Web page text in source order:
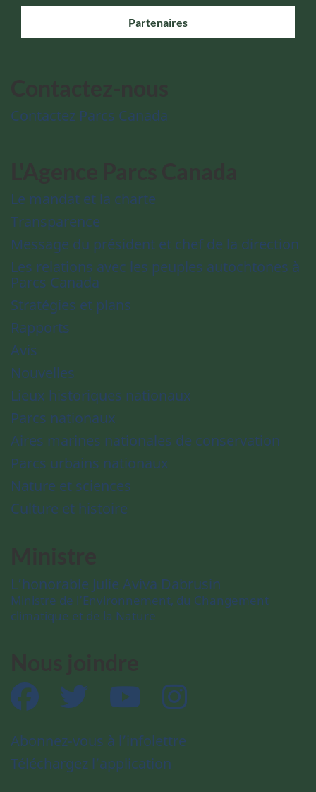
Partenaires
Contactez Parcs Canada
Le mandat et la charte
Transparence
Message du président et chef de la direction
Les relations avec les peuples autochtones à
Parcs Canada
Stratégies et plans
Rapports
Avis
Nouvelles
Lieux historiques nationaux
Parcs nationaux
Aires marines nationales de conservation
Parcs urbains nationaux
Nature et sciences
Culture et histoire
L’honorable Julie Aviva Dabrusin
Ministre de l’Environnement, du Changement
climatique et de la Nature
Facebook Twitter YouTube
Abonnez-vous à l’infolettre
Téléchargez l’application